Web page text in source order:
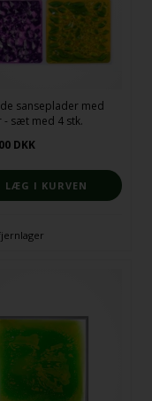
sanseplader med
- sæt med 4 stk.
DKK